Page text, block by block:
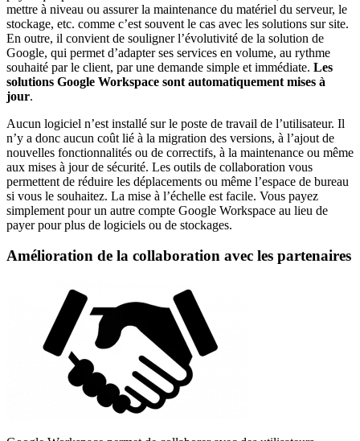
mettre à niveau ou assurer la maintenance du matériel du serveur, le
stockage, etc. comme c’est souvent le cas avec les solutions sur site.
En outre, il convient de souligner l’évolutivité de la solution de
Google, qui permet d’adapter ses services en volume, au rythme
souhaité par le client, par une demande simple et immédiate. Les
solutions Google Workspace sont automatiquement mises à
jour.
Aucun logiciel n’est installé sur le poste de travail de l’utilisateur. Il
n’y a donc aucun coût lié à la migration des versions, à l’ajout de
nouvelles fonctionnalités ou de correctifs, à la maintenance ou même
aux mises à jour de sécurité. Les outils de collaboration vous
permettent de réduire les déplacements ou même l’espace de bureau
si vous le souhaitez. La mise à l’échelle est facile. Vous payez
simplement pour un autre compte Google Workspace au lieu de
payer pour plus de logiciels ou de stockages.
Amélioration de la collaboration avec les partenaires